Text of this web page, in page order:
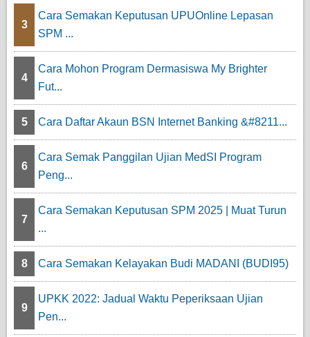
3
Cara Semakan Keputusan UPUOnline Lepasan
SPM ...
4
Cara Mohon Program Dermasiswa My Brighter
Fut...
5 Cara Daftar Akaun BSN Internet Banking &#8211...
6
Cara Semak Panggilan Ujian MedSI Program
Peng...
7
Cara Semakan Keputusan SPM 2025 | Muat Turun
...
8 Cara Semakan Kelayakan Budi MADANI (BUDI95)
9
UPKK 2022: Jadual Waktu Peperiksaan Ujian
Pen...